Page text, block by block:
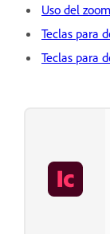
Uso del
Teclas para
Teclas para